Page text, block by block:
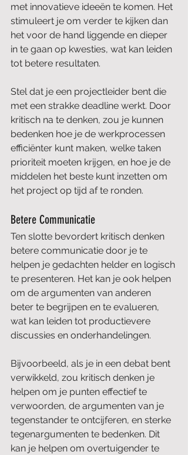
met innovatieve ideeën te komen. Het
stimuleert je om verder te kijken dan
het voor de hand liggende en dieper
in te gaan op kwesties, wat kan leiden
tot betere resultaten.
Stel dat je een projectleider bent die
met een strakke deadline werkt. Door
kritisch na te denken, zou je kunnen
bedenken hoe je de werkprocessen
efficiënter kunt maken, welke taken
prioriteit moeten krijgen, en hoe je de
middelen het beste kunt inzetten om
het project op tijd af te ronden.
Betere Communicatie
Ten slotte bevordert kritisch denken
betere communicatie door je te
helpen je gedachten helder en logisch
te presenteren. Het kan je ook helpen
om de argumenten van anderen
beter te begrijpen en te evalueren,
wat kan leiden tot productievere
discussies en onderhandelingen.
Bijvoorbeeld, als je in een debat bent
verwikkeld, zou kritisch denken je
helpen om je punten effectief te
verwoorden, de argumenten van je
tegenstander te ontcijferen, en sterke
tegenargumenten te bedenken. Dit
kan je helpen om overtuigender te